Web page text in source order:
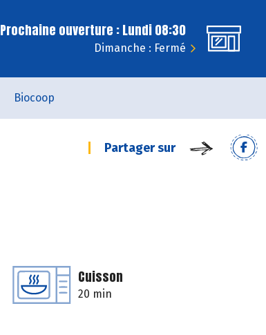
Prochaine ouverture : Lundi 08:30
Dimanche : Fermé
Biocoop
Partager sur
Cuisson
20 min